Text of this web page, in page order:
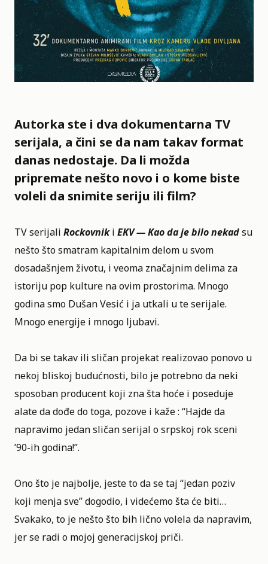
Autorka ste i dva dokumentarna TV
serijala, a čini se da nam takav format
danas nedostaje. Da li možda
pripremate nešto novo i o kome biste
voleli da snimite seriju ili film?
TV serijali Rockovniki EKV — Kao da je bilo nekadsu
nešto što smatram kapitalnim delom u svom
dosadašnjem životu, i veoma značajnim delima za
istoriju pop kulture na ovim prostorima. Mnogo
godina smo Dušan Vesić i ja utkali u te serijale.
Mnogo energije i mnogo ljubavi.
Da bi se takav ili sličan projekat realizovao ponovo u
nekoj bliskoj budućnosti, bilo je potrebno da neki
sposoban producent koji zna šta hoće i poseduje
alate da dođe do toga, pozove i kaže : “Hajde da
napravimo jedan sličan serijal o srpskoj rok sceni
’90-ih godina!”.
Ono što je najbolje, jeste to da se taj “jedan poziv
koji menja sve” dogodio, i videćemo šta će biti…
Svakako, to je nešto što bih lično volela da napravim,
jer se radi o mojoj generacijskoj priči.